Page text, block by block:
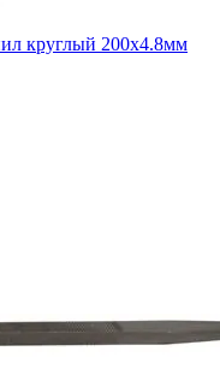
круглый 200х4.8мм